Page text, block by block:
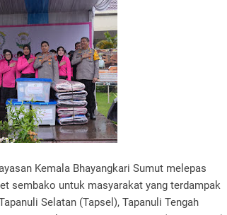
Kemala Bhayangkari Sumut melepas
sembako untuk masyarakat yang terdampak
Selatan (Tapsel), Tapanuli Tengah